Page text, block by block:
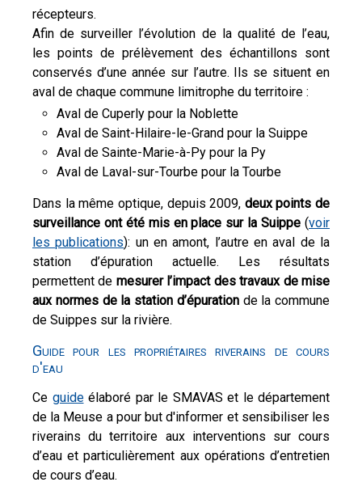
récepteurs.
Afin de surveiller l’évolution de la qualité de l’eau,
les points de prélèvement des échantillons sont
conservés d’une année sur l’autre. Ils se situent en
aval de chaque commune limitrophe du territoire :
Aval de Cuperly pour la Noblette
Aval de Saint-Hilaire-le-Grand pour la Suippe
Aval de Sainte-Marie-à-Py pour la Py
Aval de Laval-sur-Tourbe pour la Tourbe
Dans la même optique, depuis 2009, deux points de
surveillance ont été mis en place sur la Suippe (voir
les publications): un en amont, l’autre en aval de la
station d’épuration actuelle. Les résultats
permettent de mesurer l’impact des travaux de mise
aux normes de la station d’épurationde la commune
de Suippes sur la rivière.
Guide pour les propriétaires riverains de cours
d'eau
Ce guideélaboré par le SMAVAS et le département
de la Meuse a pour but d'informer et sensibiliser les
riverains du territoire aux interventions sur cours
d’eau et particulièrement aux opérations d’entretien
de cours d’eau.